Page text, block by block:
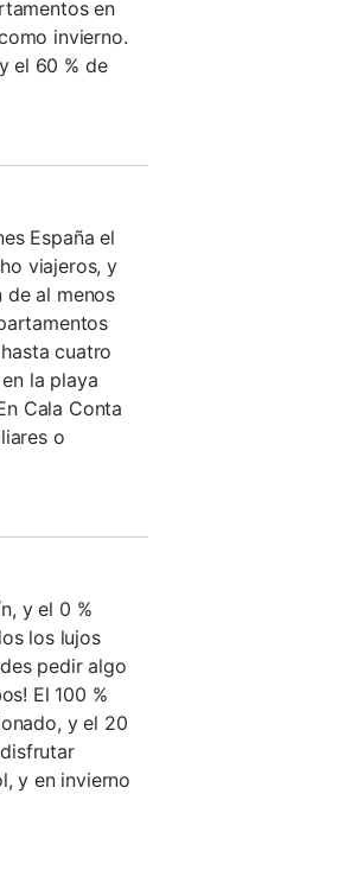
en
invierno.
el 60 % de
España el
viajeros, y
de al menos
cuatro
la playa
Cala Conta
o
y el 0 %
los lujos
pedir algo
El 100 %
y el 20
y en invierno